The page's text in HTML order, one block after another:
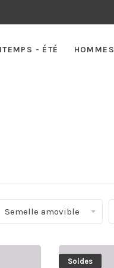
- ÉTÉ HOMMES
Semelle amovible
Soldes